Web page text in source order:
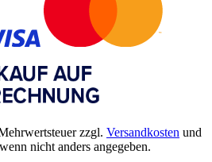
zzgl. Versandkosten und
nicht anders angegeben.